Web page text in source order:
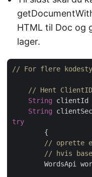
HTML til Doc og
lager.
// For flere
// Hent
String clientId
String
try
// oprette
// hvis
WordsApi